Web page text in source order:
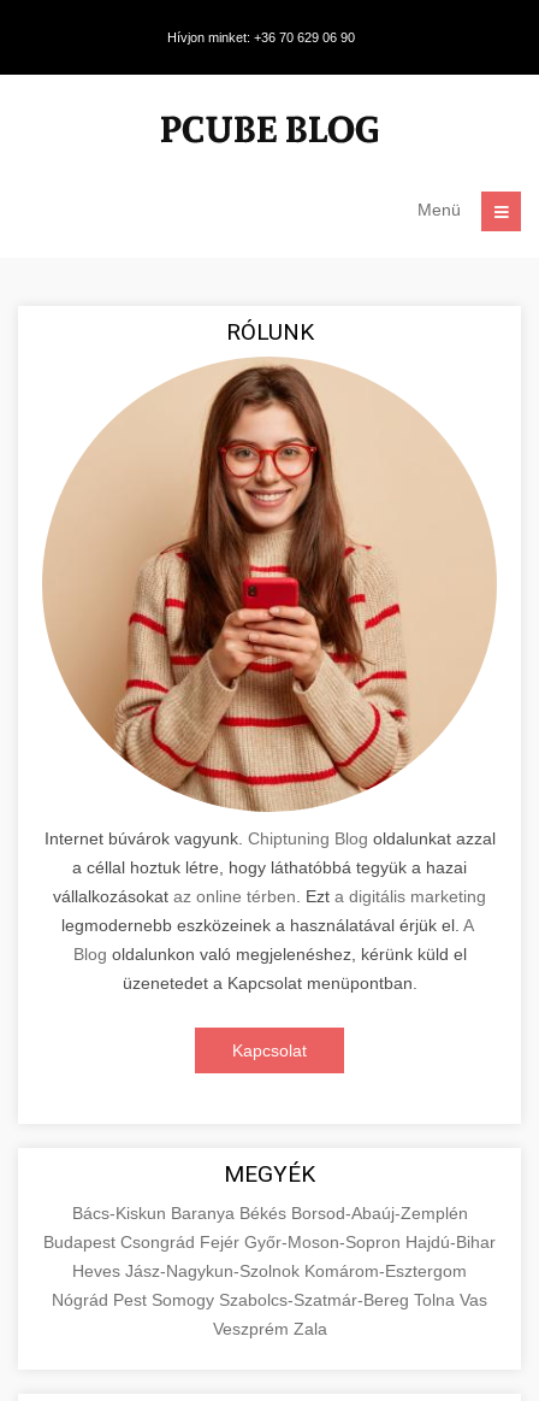
Hívjon minket: +36 70 629 06 90
Menü
RÓLUNK
Internet búvárok vagyunk. Chiptuning Blog oldalunkat azzal
a céllal hoztuk létre, hogy láthatóbbá tegyük a hazai
vállalkozásokat az online térben . Ezt a digitális marketing
legmodernebb eszközeinek a használatával érjük el. A
Blog oldalunkon való megjelenéshez, kérünk küld el
üzenetedet a Kapcsolat menüpontban.
Kapcsolat
MEGYÉK
Bács-Kiskun Baranya Békés Borsod-Abaúj-Zemplén
Budapest Csongrád Fejér Győr-Moson-Sopron Hajdú-Bihar
Heves Jász-Nagykun-Szolnok Komárom-Esztergom
Nógrád Pest Somogy Szabolcs-Szatmár-Bereg Tolna Vas
Veszprém Zala